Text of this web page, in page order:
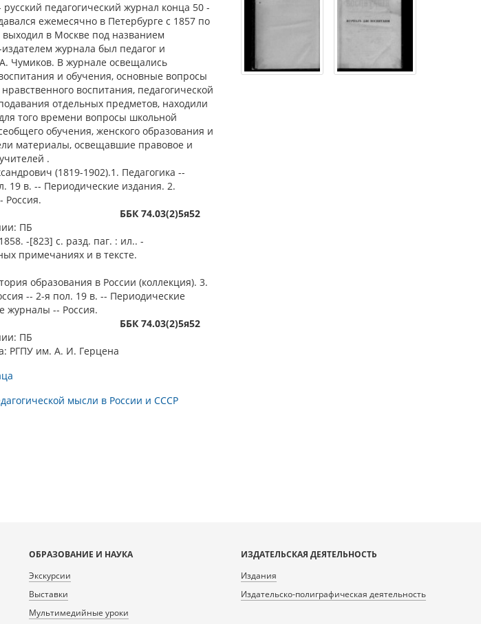
педагогический журнал конца 50 -
ежемесячно в Петербурге с 1857 по
выходил в Москве под названием
журнала был педагог и
Чумиков. В журнале освещались
и обучения, основные вопросы
воспитания, педагогической
отдельных предметов, находили
того времени вопросы школьной
обучения, женского образования и
материалы, освещавшие правовое и
.
(1819-1902).1. Педагогика --
19 в. -- Периодические издания. 2.
Россия.
ББК 74.03(2)5я52
ПБ
-[823] с. разд. паг. : ил.. -
примечаниях и в тексте.
образования в России (коллекция). 3.
-- 2-я пол. 19 в. -- Периодические
журналы -- Россия.
ББК 74.03(2)5я52
ПБ
РГПУ им. А. И. Герцена
мысли в России и СССР
ОБРАЗОВАНИЕ И НАУКА
Экскурсии
Выставки
Мультимедийные уроки
ИЗДАТЕЛЬСКАЯ ДЕЯТЕЛЬНОСТЬ
Издания
Издательско-полиграфическая деятельность